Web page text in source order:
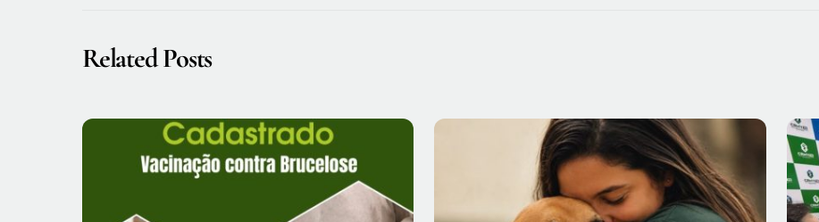
Related Posts